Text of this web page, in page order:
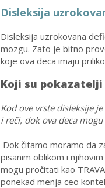
Disleksija
Disleksija uzrokovana
mozgu. Zato je bitno
koje ova deca imaju
Koji su
Kod ove vrste disleksije
i reči, dok ova deca
Dok čitamo moramo da
pisanim oblikom i
mogu pročitati kao
ponekad menja ceo